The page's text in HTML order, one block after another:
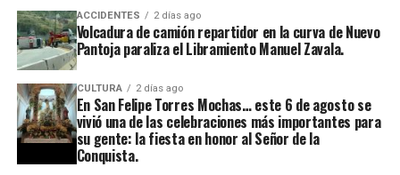
ACCIDENTES 2 días ago
Volcadura de camión repartidor en la curva de Nuevo
Pantoja paraliza el Libramiento Manuel Zavala.
CULTURA 2 días ago
En San Felipe Torres Mochas… este 6 de agosto se
vivió una de las celebraciones más importantes para
su gente: la fiesta en honor al Señor de la
Conquista.